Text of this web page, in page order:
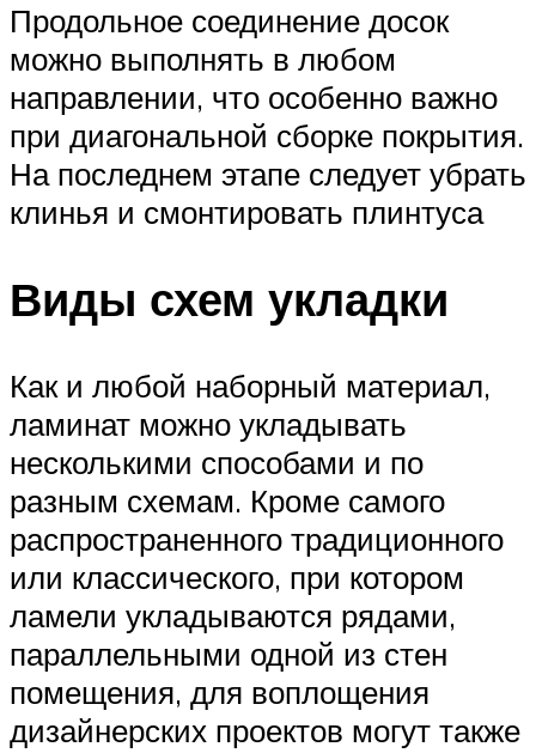
Продольное соединение досок
можно выполнять в любом
направлении, что особенно важно
при диагональной сборке покрытия.
На последнем этапе следует убрать
клинья и смонтировать плинтуса
Виды схем укладки
Как и любой наборный материал,
ламинат можно укладывать
несколькими способами и по
разным схемам. Кроме самого
распространенного традиционного
или классического, при котором
ламели укладываются рядами,
параллельными одной из стен
помещения, для воплощения
дизайнерских проектов могут также